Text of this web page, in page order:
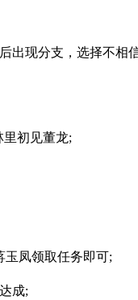
现分支，选择不相
初见董龙;
凤领取任务即可;
成;